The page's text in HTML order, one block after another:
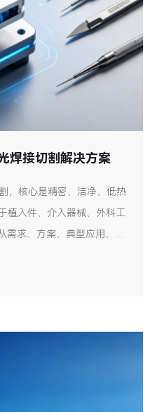
焊接切割解决方案
，核心是精密、洁净、低热
植入件、介入器械、外科工
需求、方案、典型应用、设